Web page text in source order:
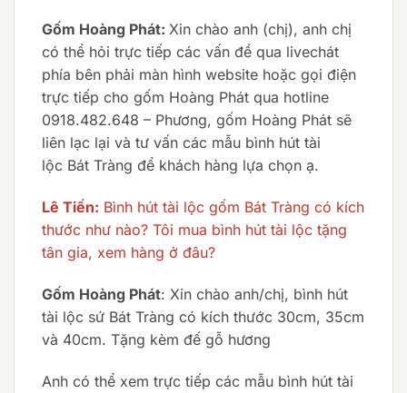
Gốm Hoàng Phát: Xin chào anh (chị), anh chị
có thể hỏi trực tiếp các vấn đề qua livechát
phía bên phải màn hình website hoặc gọi điện
trực tiếp cho gốm Hoàng Phát qua hotline
0918.482.648 – Phương, gốm Hoàng Phát sẽ
liên lạc lại và tư vấn các mẫu bình hút tài
lộc Bát Tràng để khách hàng lựa chọn ạ.
Lê Tiến: Bình hút tài lộc gốm Bát Tràng có kích
thước như nào? Tôi mua bình hút tài lộc tặng
tân gia, xem hàng ở đâu?
Gốm Hoàng Phát: Xin chào anh/chị, bình hút
tài lộc sứ Bát Tràng có kích thước 30cm, 35cm
và 40cm. Tặng kèm đế gỗ hương
Anh có thể xem trực tiếp các mẫu bình hút tài